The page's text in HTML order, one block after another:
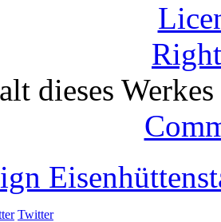
dieses
Twitter